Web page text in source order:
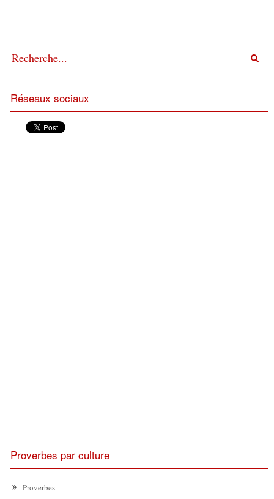
Réseaux sociaux
Proverbes par culture
Proverbes